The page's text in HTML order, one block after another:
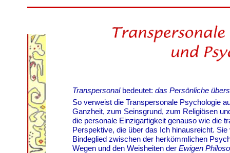
Transpersonalbedeutet: das Persönliche
So verweist die Transpersonale Psychologie
Ganzheit, zum Seinsgrund, zum Religiösen
die personale Einzigartigkeit genauso wie die
Perspektive, die über das Ich hinausreicht.
Bindeglied zwischen der herkömmlichen
Wegen und den Weisheiten der Ewigen